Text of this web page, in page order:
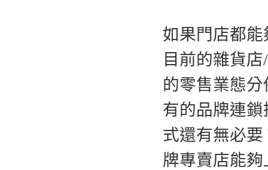
如果門店都
目前的雜貨
的零售業態
有的品牌連
式還有無必
牌專賣店能